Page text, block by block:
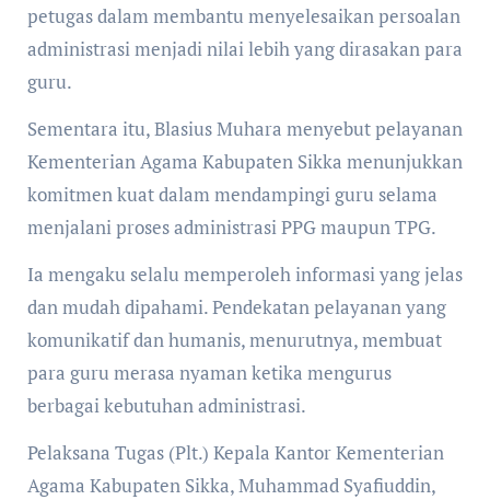
petugas dalam membantu menyelesaikan persoalan
administrasi menjadi nilai lebih yang dirasakan para
guru.
Sementara itu, Blasius Muhara menyebut pelayanan
Kementerian Agama Kabupaten Sikka menunjukkan
komitmen kuat dalam mendampingi guru selama
menjalani proses administrasi PPG maupun TPG.
Ia mengaku selalu memperoleh informasi yang jelas
dan mudah dipahami. Pendekatan pelayanan yang
komunikatif dan humanis, menurutnya, membuat
para guru merasa nyaman ketika mengurus
berbagai kebutuhan administrasi.
Pelaksana Tugas (Plt.) Kepala Kantor Kementerian
Agama Kabupaten Sikka, Muhammad Syafiuddin,